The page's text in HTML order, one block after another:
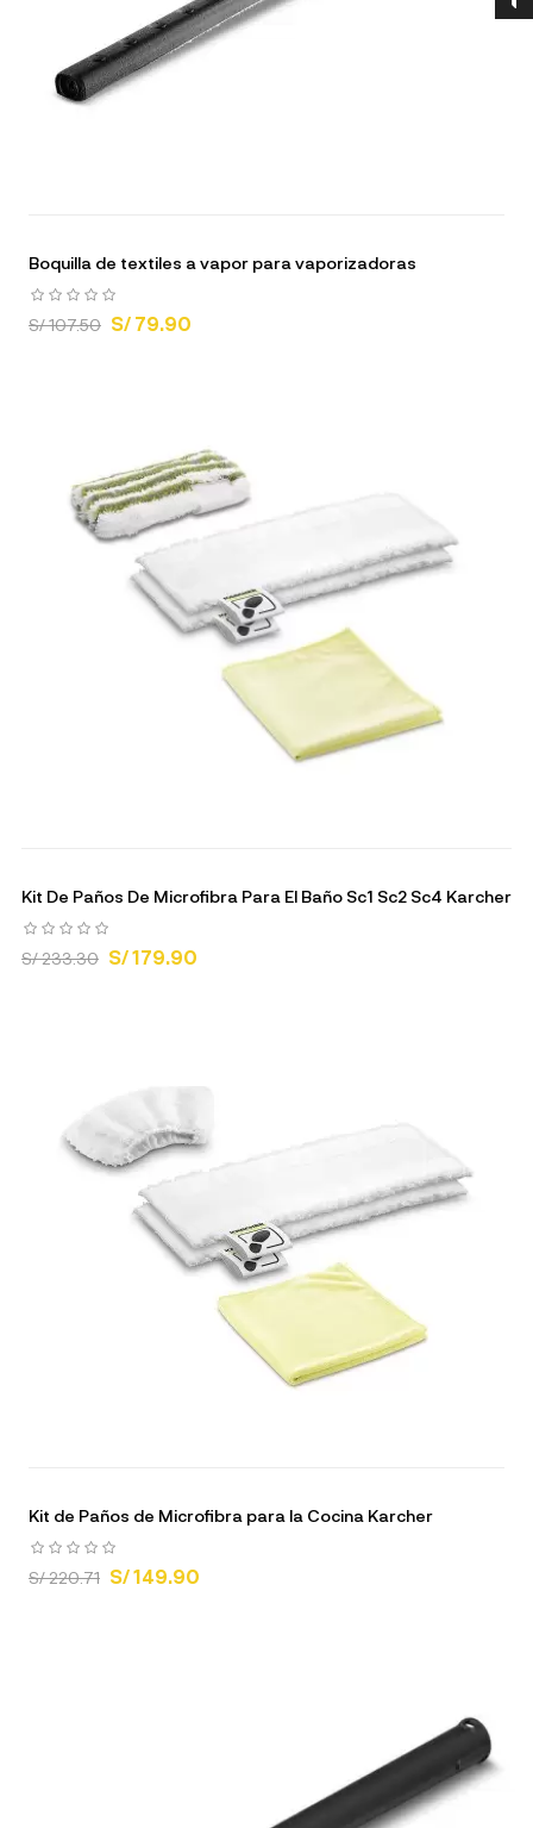
Boquilla de textiles a vapor para vaporizadoras
S/ 107.50 S/ 79.90
Kit De Paños De Microfibra Para El Baño Sc1 Sc2 Sc4 Karcher
S/ 233.30 S/ 179.90
Kit de Paños de Microfibra para la Cocina Karcher
S/ 220.71 S/ 149.90